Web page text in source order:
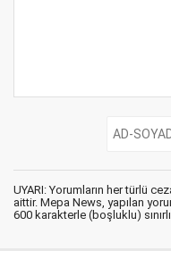
UYARI: Yorumların her türlü
aittir. Mepa News, yapılan
600 karakterle (boşluklu)